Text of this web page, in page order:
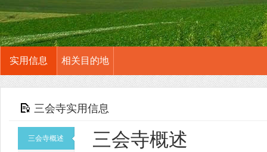
实用信息 相关目的地
三会寺实用信息
三会寺概述 三会寺概述